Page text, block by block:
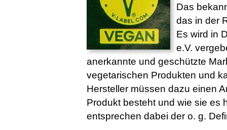
Das
das in der
Es wird in
e.V.
anerkannte und geschützte
vegetarischen Produkten und
Hersteller müssen dazu einen
Produkt besteht und wie sie es
entsprechen dabei der o. g.